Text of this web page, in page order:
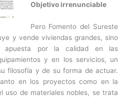
Objetivo irrenunciable
Pero Fomento del Sureste
y vende viviendas grandes, sino
apuesta por la calidad en las
y en los servicios, un
filosofía y de su forma de actuar.
en los proyectos como en la
uso de materiales nobles, se trata